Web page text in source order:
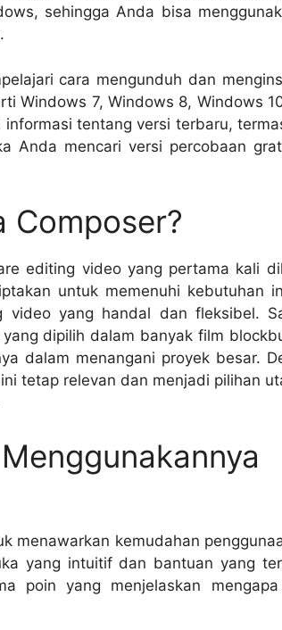
sehingga Anda bisa
cara mengunduh dan
Windows 7, Windows 8, Windows
informasi tentang versi terbaru,
Anda mencari versi percobaan
Composer?
editing video yang pertama kali
untuk memenuhi kebutuhan
video yang handal dan fleksibel.
dipilih dalam banyak film
dalam menangani proyek besar.
tetap relevan dan menjadi pilihan
menawarkan kemudahan
yang intuitif dan bantuan yang
poin yang menjelaskan